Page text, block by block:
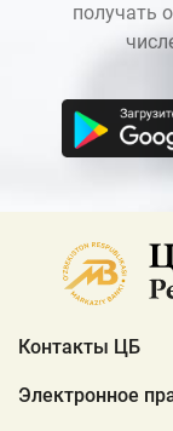
получать
Контакты ЦБ
Электронное